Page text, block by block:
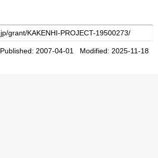
Published: 2007-04-01 Modified: 2025-11-18